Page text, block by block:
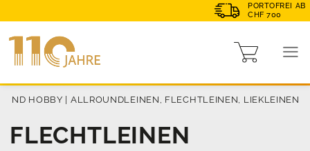
PORTOFREI AB
CHF 700
UND HOBBY | ALLROUNDLEINEN, FLECHTLEINEN, LIEKLEINEN
FLECHTLEINEN